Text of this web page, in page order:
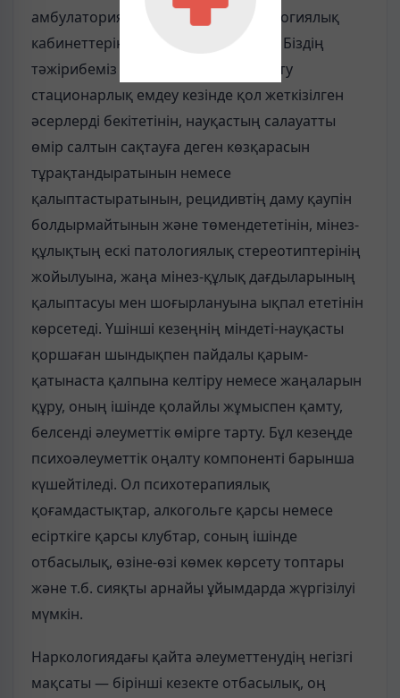
амбулаториялық қызметтің наркологиялық
кабинеттерінде жүзеге асырылады. Біздің
тәжірибеміз амбулаториялық оңалту
стационарлық емдеу кезінде қол жеткізілген
әсерлерді бекітетінін, науқастың салауатты
өмір салтын сақтауға деген көзқарасын
тұрақтандыратынын немесе
қалыптастыратынын, рецидивтің даму қаупін
болдырмайтынын және төмендететінін, мінез-
құлықтың ескі патологиялық стереотиптерінің
жойылуына, жаңа мінез-құлық дағдыларының
қалыптасуы мен шоғырлануына ықпал ететінін
көрсетеді. Үшінші кезеңнің міндеті-науқасты
қоршаған шындықпен пайдалы қарым-
қатынаста қалпына келтіру немесе жаңаларын
құру, оның ішінде қолайлы жұмыспен қамту,
белсенді әлеуметтік өмірге тарту. Бұл кезеңде
психоәлеуметтік оңалту компоненті барынша
күшейтіледі. Ол психотерапиялық
қоғамдастықтар, алкогольге қарсы немесе
есірткіге қарсы клубтар, соның ішінде
отбасылық, өзіне-өзі көмек көрсету топтары
және т.б. сияқты арнайы ұйымдарда жүргізілуі
мүмкін.
Наркологиядағы қайта әлеуметтенудің негізгі
мақсаты — бірінші кезекте отбасылық, оң